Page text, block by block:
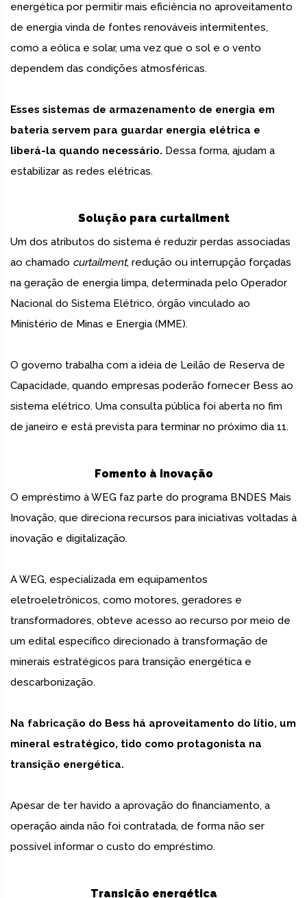
energética por permitir mais eficiência no aproveitamento
de energia vinda de fontes renováveis intermitentes,
como a eólica e solar, uma vez que o sol e o vento
dependem das condições atmosféricas.
Esses sistemas de armazenamento de energia em
bateria servem para guardar energia elétrica e
liberá-la quando necessário. Dessa forma, ajudam a
estabilizar as redes elétricas.
Solução para curtailment
Um dos atributos do sistema é reduzir perdas associadas
ao chamado curtailment, redução ou interrupção forçadas
na geração de energia limpa, determinada pelo Operador
Nacional do Sistema Elétrico, órgão vinculado ao
Ministério de Minas e Energia (MME).
O governo trabalha com a ideia de Leilão de Reserva de
Capacidade, quando empresas poderão fornecer Bess ao
sistema elétrico. Uma consulta pública foi aberta no fim
de janeiro e está prevista para terminar no próximo dia 11.
Fomento à inovação
O empréstimo à WEG faz parte do programa BNDES Mais
Inovação, que direciona recursos para iniciativas voltadas à
inovação e digitalização.
A WEG, especializada em equipamentos
eletroeletrônicos, como motores, geradores e
transformadores, obteve acesso ao recurso por meio de
um edital específico direcionado à transformação de
minerais estratégicos para transição energética e
descarbonização.
Na fabricação do Bess há aproveitamento do lítio, um
mineral estratégico, tido como protagonista na
transição energética.
Apesar de ter havido a aprovação do financiamento, a
operação ainda não foi contratada, de forma não ser
possível informar o custo do empréstimo.
Transição energética